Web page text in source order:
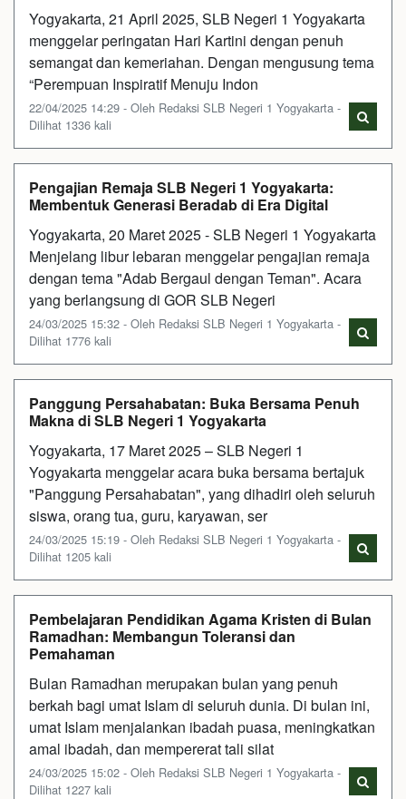
Yogyakarta, 21 April 2025, SLB Negeri 1 Yogyakarta
menggelar peringatan Hari Kartini dengan penuh
semangat dan kemeriahan. Dengan mengusung tema
“Perempuan Inspiratif Menuju Indon
22/04/2025 14:29 - Oleh Redaksi SLB Negeri 1 Yogyakarta -
Dilihat 1336 kali
Pengajian Remaja SLB Negeri 1 Yogyakarta:
Membentuk Generasi Beradab di Era Digital
Yogyakarta, 20 Maret 2025 - SLB Negeri 1 Yogyakarta
Menjelang libur lebaran menggelar pengajian remaja
dengan tema "Adab Bergaul dengan Teman". Acara
yang berlangsung di GOR SLB Negeri
24/03/2025 15:32 - Oleh Redaksi SLB Negeri 1 Yogyakarta -
Dilihat 1776 kali
Panggung Persahabatan: Buka Bersama Penuh
Makna di SLB Negeri 1 Yogyakarta
Yogyakarta, 17 Maret 2025 – SLB Negeri 1
Yogyakarta menggelar acara buka bersama bertajuk
"Panggung Persahabatan", yang dihadiri oleh seluruh
siswa, orang tua, guru, karyawan, ser
24/03/2025 15:19 - Oleh Redaksi SLB Negeri 1 Yogyakarta -
Dilihat 1205 kali
Pembelajaran Pendidikan Agama Kristen di Bulan
Ramadhan: Membangun Toleransi dan
Pemahaman
Bulan Ramadhan merupakan bulan yang penuh
berkah bagi umat Islam di seluruh dunia. Di bulan ini,
umat Islam menjalankan ibadah puasa, meningkatkan
amal ibadah, dan mempererat tali silat
24/03/2025 15:02 - Oleh Redaksi SLB Negeri 1 Yogyakarta -
Dilihat 1227 kali